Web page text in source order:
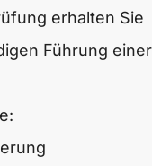
erhalten Sie
Führung einer